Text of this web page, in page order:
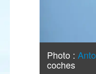
Photo :
coches